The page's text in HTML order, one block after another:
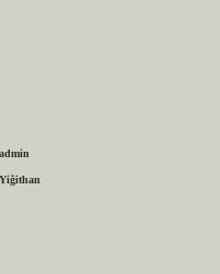
admin
Yiğithan